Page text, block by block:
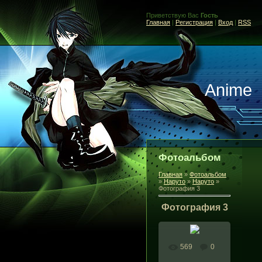
Приветствую Вас Гость
Главная | Регистрация | Вход | RSS
Anime
Фотоальбом
Главная » Фотоальбом
»Наруто » Наруто »
Фотография 3
Фотография 3
569 0